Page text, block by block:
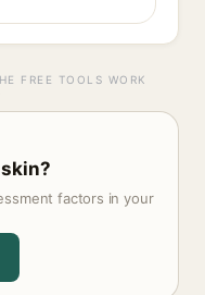
FREE TOOLS WORK
factors in your